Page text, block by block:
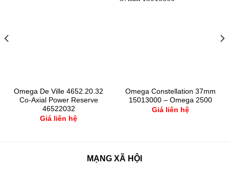
Omega De Ville 4652.20.32
Co-Axial Power Reserve
46522032
Giá liên hệ
Omega Constellation 37mm
15013000 – Omega 2500
Giá liên hệ
MẠNG XÃ HỘI